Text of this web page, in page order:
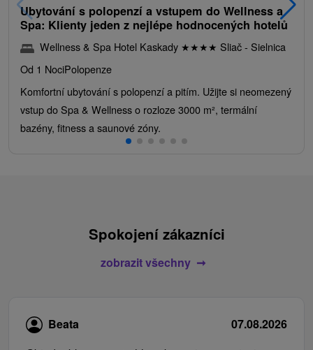
Ubytování s polopenzí a vstupem do Wellness a
Spa: Klienty jeden z nejlépe hodnocených hotelů
Wellness & Spa Hotel Kaskady ★★★★ Sliač - Sielnica
Od 1 NociPolopenze
Komfortní ubytování s polopenzí a pitím. Užijte si neomezený
vstup do Spa & Wellness o rozloze 3000 m², termální
bazény, fitness a saunové zóny.
Spokojení zákazníci
zobrazit všechny
Beata
07.08.2026